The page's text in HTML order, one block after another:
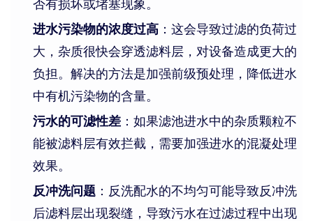
否有损坏或堵塞现象。
进水污染物的浓度过高 ：这会导致过滤的负荷过
大，杂质很快会穿透滤料层，对设备造成更大的
负担。解决的方法是加强前级预处理，降低进水
中有机污染物的含量。
污水的可滤性差 ：如果滤池进水中的杂质颗粒不
能被滤料层有效拦截，需要加强进水的混凝处理
效果。
反冲洗问题 ：反洗配水的不均匀可能导致反冲洗
后滤料层出现裂缝，导致污水在过滤过程中出现